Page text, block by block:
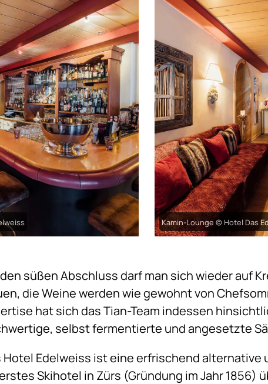
Kamin-Lounge © Hotel Das
süßen Abschluss darf man sich wieder auf
die Weine werden wie gewohnt von
hat sich das Tian-Team indessen
selbst fermentierte und angesetzte
Hotel Edelweiss ist eine erfrischend
Skihotel in Zürs (Gründung im Jahr